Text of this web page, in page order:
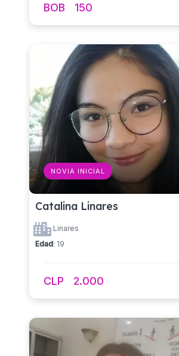
BOB 150
NOVIA INICIAL
Catalina Linares
Linares
Edad: 19
CLP 2.000